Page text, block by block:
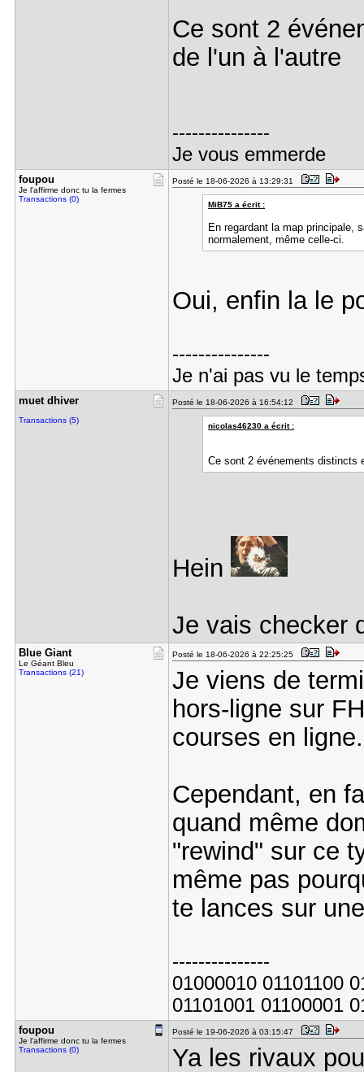
Ce sont 2
de l'un à l'autre
---------------
Je vous emmerde
foupou
Je l'affirme donc tu la fermes
Transactions (0)
Posté le 18-06-2026 à 13:29:31
MiB75 a écrit :
En regardant la map principale,
normalement, même celle-ci.
Oui, enfin la le
---------------
Je n'ai pas vu le
muet dhive​r
Transactions (5)
Posté le 18-06-2026 à 16:54:12
nicolas46230 a écrit :
Ce sont 2 événements distincts
Hein
Je vais checker
Blue Giant
Le Géant Bleu
Transactions (21)
Posté le 18-06-2026 à 22:25:25
Je viens de
hors-ligne sur
courses en ligne.
Cependant, en
quand même
"rewind" sur ce
même pas
te lances sur
---------------
01000010 01101100
01101001 01100001
foupou
Je l'affirme donc tu la fermes
Transactions (0)
Posté le 19-06-2026 à 03:15:47
Ya les rivaux